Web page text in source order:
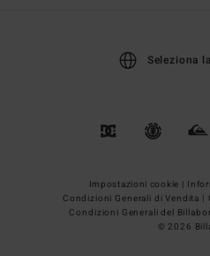
Seleziona
Impostazioni cookie |
Condizioni Generali di Vendita |
Condizioni Generali del
© 2026